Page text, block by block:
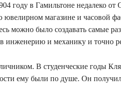
году в Гамильтоне недалеко от
ювелирном магазине и часовой
можно было создавать самые
инженерию и механику и точно
В студенческие годы
ему были по душе. Он